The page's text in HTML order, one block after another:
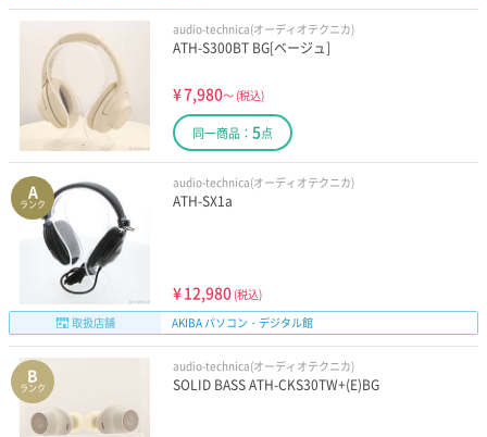
audio-technica(オーディオテクニカ)
ATH-S300BT BG[ベージュ]
¥7,980～ (税込)
同一商品： 5点
A
ランク
audio-technica(オーディオテクニカ)
ATH-SX1a
¥12,980 (税込)
取扱店舗
AKIBA パソコン・デジタル館
B
ランク
audio-technica(オーディオテクニカ)
SOLID BASS ATH-CKS30TW+(E)BG